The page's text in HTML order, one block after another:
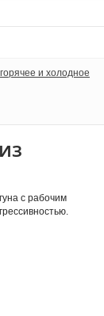
горячее и холодное
с рабочим